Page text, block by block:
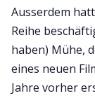
Ausserdem
Reihe
haben) Mühe,
eines neuen
Jahre vorher